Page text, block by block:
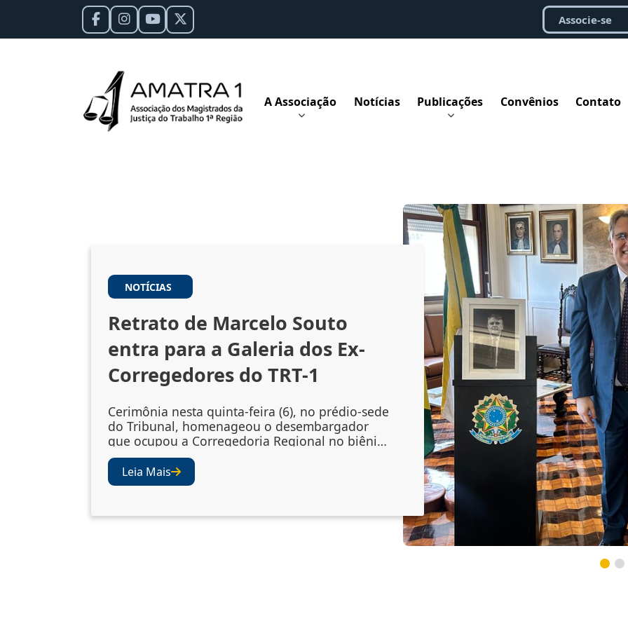
Associe-se
A Associação Notícias Publicações Convênios Contato
NOTÍCIAS
Retrato de Marcelo Souto
entra para a Galeria dos Ex-
Corregedores do TRT-1
Cerimônia nesta quinta-feira (6), no prédio-sede
do Tribunal, homenageou o desembargador
que ocupou a Corregedoria Regional no biênio
2023/2025 A cerimônia de descerramento do
retrato do desembargador Marcelo Augusto
Souto de Oliveira, corregedor regional no
(6), no Salão Nobre do TRT-1. A solenidade
Leia Mais